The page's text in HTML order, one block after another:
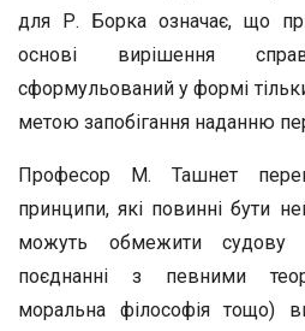
для Р. Борка означає, що
основі вирішення
сформульований у формі
метою запобігання наданню
Професор М. Ташнет
принципи, які повинні бути
можуть обмежити судову
поєднанні з певними
моральна філософія тощо)